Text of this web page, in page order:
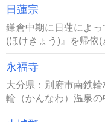
日蓮宗
鎌倉中期に日蓮によ
(ほけきょう)』を帰依
永福寺
大分県：別府市南鉄
輪（かんなわ）温泉